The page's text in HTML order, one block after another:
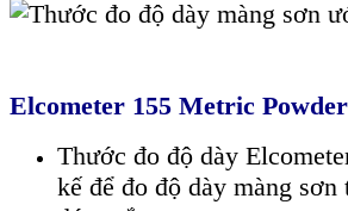
Elcometer 155 Metric
Thước đo độ dày
kế để đo độ dày màng